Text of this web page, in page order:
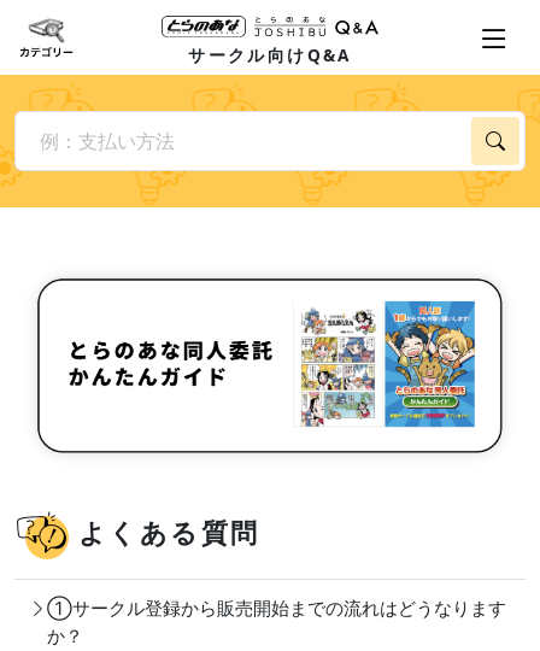
サークル向けQ&A
よくある質問
①サークル登録から販売開始までの流れはどうなります
か？